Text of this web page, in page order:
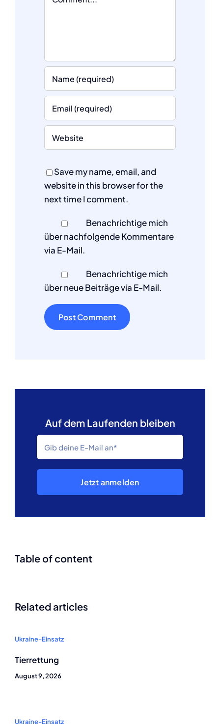
Save my name, email, and
website in this browser for the
next time I comment.
Benachrichtige mich
über nachfolgende Kommentare
via E-Mail.
Benachrichtige mich
über neue Beiträge via E-Mail.
Auf dem Laufenden bleiben
Jetzt anmelden
Table of content
Related articles
Ukraine-Einsatz
Tierrettung
August 9, 2026
Ukraine-Einsatz